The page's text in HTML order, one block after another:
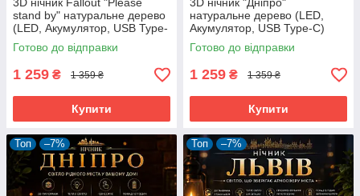
stand by" натуральне дерево
(LED, Акумулятор, USB Type-
C)
Готово до відправки
1 259 ₴ 1 359 ₴
Купити
натуральне дерево (LED,
Акумулятор, USB Type-C)
Готово до відправки
1 259 ₴ 1 359 ₴
Купити
Топ –7% Топ –7%